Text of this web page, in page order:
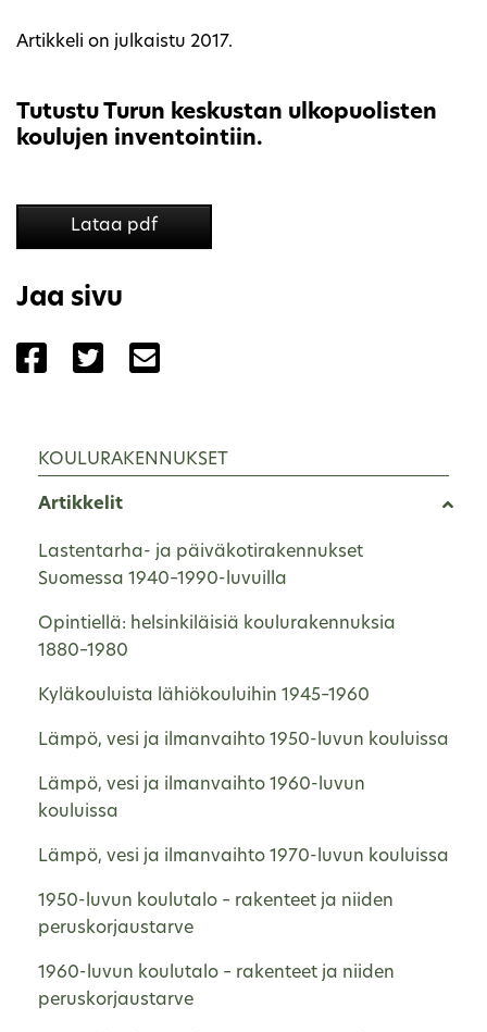
Artikkeli on julkaistu 2017.
Tutustu Turun keskustan ulkopuolisten
koulujen inventointiin.
Lataa pdf
Jaa sivu
Jaa sivu palvelussa Facebook
Jaa sivu palvelussa Twitter
KOULURAKENNUKSET
Artikkelit
Lastentarha- ja päiväkotirakennukset
Suomessa 1940–1990-luvuilla
Opintiellä: helsinkiläisiä koulurakennuksia
1880–1980
Kyläkouluista lähiökouluihin 1945–1960
Lämpö, vesi ja ilmanvaihto 1950-luvun kouluissa
Lämpö, vesi ja ilmanvaihto 1960-luvun
kouluissa
Lämpö, vesi ja ilmanvaihto 1970-luvun kouluissa
1950-luvun koulutalo – rakenteet ja niiden
peruskorjaustarve
1960-luvun koulutalo – rakenteet ja niiden
peruskorjaustarve